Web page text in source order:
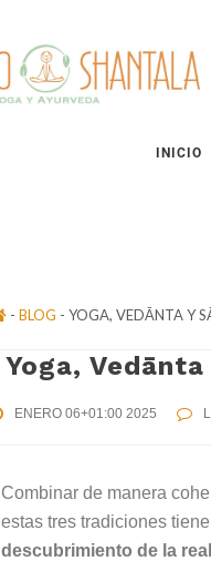
INICIO
- BLOG - YOGA, VEDĀNTA Y
Yoga,
ENERO 06+01:00 2025
Combinar de manera
estas tres tradiciones
descubrimiento de la